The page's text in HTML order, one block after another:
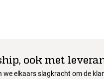
ook met
elkaars slagkracht om de